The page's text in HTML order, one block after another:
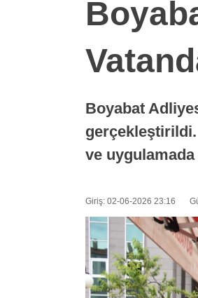
Boyabat
gerçekleştirildi.
ve uygulamada
Giriş: 02-06-2026 23:16